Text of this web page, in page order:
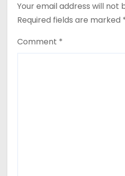
Your email address will not
Required fields are marked
Comment *